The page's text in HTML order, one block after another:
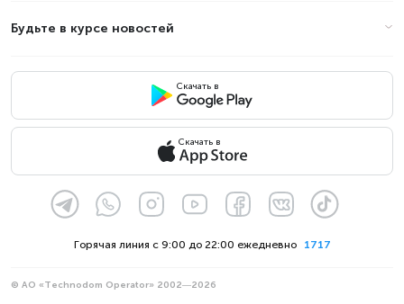
Будьте в курсе новостей
Скачать в
Скачать в
1717
Горячая линия с 9:00 до 22:00 ежедневно
© АО «Technodom Operator» 2002—2026